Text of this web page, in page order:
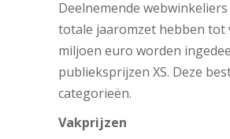
Deelnemende webwinkeliers
totale jaaromzet hebben tot
miljoen euro worden
publieksprijzen XS. Deze
categorieën.
Vakprijzen